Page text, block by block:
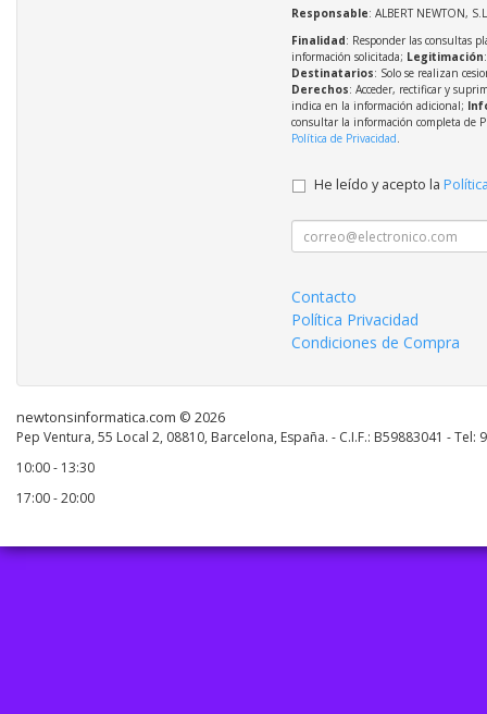
Responsable: ALBERT NEWTON,
Finalidad: Responder las consultas
información solicitada; Legitimación
Destinatarios: Solo se realizan
Derechos: Acceder, rectificar y
indica en la información adicional;
consultar la información completa de
Política de Privacidad.
He leído y acepto la
Contacto
Política Privacidad
Condiciones de Compra
newtonsinformatica.com © 2026
Pep Ventura, 55 Local 2, 08810, Barcelona, España. - C.I.F.: B59883041 - Tel:
10:00 - 13:30
17:00 - 20:00